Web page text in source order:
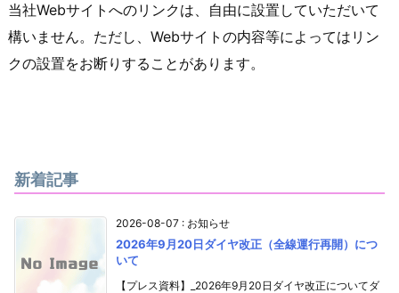
当社Webサイトへのリンクは、自由に設置していただいて
構いません。ただし、Webサイトの内容等によってはリン
クの設置をお断りすることがあります。
新着記事
2026-08-07 : お知らせ
2026年9月20日ダイヤ改正（全線運行再開）につ
いて
【プレス資料】_2026年9月20日ダイヤ改正についてダ